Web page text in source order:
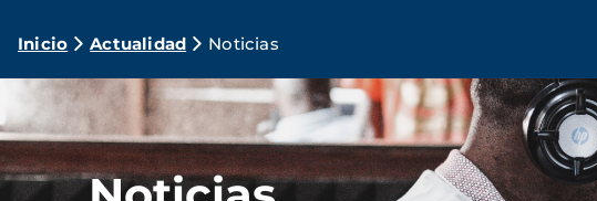
Ruta
de
navegación
Inicio Actualidad Noticias
Imagen